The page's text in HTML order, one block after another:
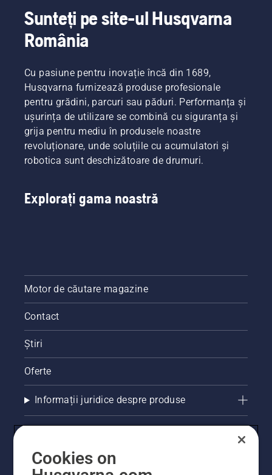
Sunteți pe site-ul Husqvarna
România
Cu pasiune pentru inovație încă din 1689,
Husqvarna furnizează produse profesionale
pentru grădini, parcuri sau păduri. Performanța și
ușurința de utilizare se combină cu siguranța și
grija pentru mediu în produsele noastre
revoluționare, unde soluțiile cu acumulatori și
robotica sunt deschizătoare de drumuri.
Explorați gama noastră
Motor de căutare magazine
Contact
Știri
Oferte
Informații juridice despre produse
Cookies on